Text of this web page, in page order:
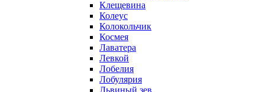
Клещевина
Колеус
Колокольчик
Космея
Лаватера
Левкой
Лобелия
Лобулярия